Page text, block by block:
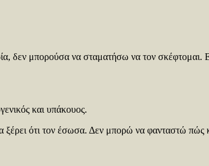
δεν μπορούσα να σταματήσω να τον σκέφτομαι.
και υπάκουος.
ξέρει ότι τον έσωσα. Δεν μπορώ να φανταστώ πώς